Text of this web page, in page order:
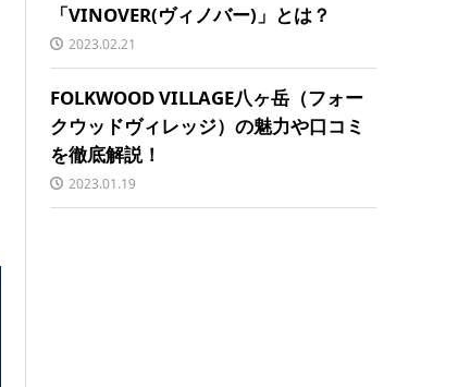
「VINOVER(ヴィノバー)」とは？
2023.02.21
FOLKWOOD VILLAGE八ヶ岳（フォー
クウッドヴィレッジ）の魅力や口コミ
を徹底解説！
2023.01.19